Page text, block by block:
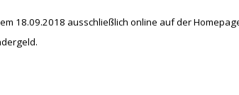
18.09.2018 ausschließlich online auf der